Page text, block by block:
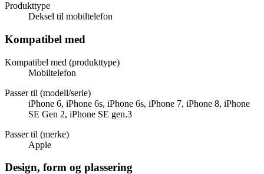
Produkttype
Deksel til mobiltelefon
Kompatibel med
Kompatibel med (produkttype)
Mobiltelefon
Passer til (modell/serie)
iPhone 6, iPhone 6s, iPhone 6s, iPhone 7, iPhone 8, iPhone
SE Gen 2, iPhone SE gen.3
Passer til (merke)
Apple
Design, form og plassering